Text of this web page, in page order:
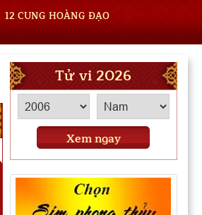
12 CUNG HOÀNG ĐẠO
Tử vi 2026
Xem ngay